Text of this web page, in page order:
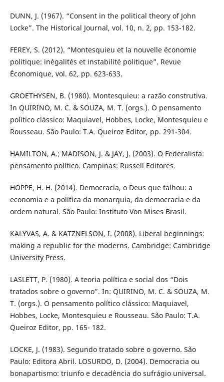
DUNN, J. (1967). “Consent in the political theory of John
Locke”. The Historical Journal, vol. 10, n. 2, pp. 153-182.
FEREY, S. (2012). “Montesquieu et la nouvelle économie
politique: inégalités et instabilité politique”. Revue
Économique, vol. 62, pp. 623-633.
GROETHYSEN, B. (1980). Montesquieu: a razão construtiva.
In QUIRINO, M. C. & SOUZA, M. T. (orgs.). O pensamento
político clássico: Maquiavel, Hobbes, Locke, Montesquieu e
Rousseau. São Paulo: T.A. Queiroz Editor, pp. 291-304.
HAMILTON, A.; MADISON, J. & JAY, J. (2003). O Federalista:
pensamento político. Campinas: Russell Editores.
HOPPE, H. H. (2014). Democracia, o Deus que falhou: a
economia e a política da monarquia, da democracia e da
ordem natural. São Paulo: Instituto Von Mises Brasil.
KALYVAS, A. & KATZNELSON, I. (2008). Liberal beginnings:
making a republic for the moderns. Cambridge: Cambridge
University Press.
LASLETT, P. (1980). A teoria política e social dos “Dois
tratados sobre o governo”. In: QUIRINO, M. C. & SOUZA, M.
T. (orgs.). O pensamento político clássico: Maquiavel,
Hobbes, Locke, Montesquieu e Rousseau. São Paulo: T.A.
Queiroz Editor, pp. 165- 182.
LOCKE, J. (1983). Segundo tratado sobre o governo. São
Paulo: Editora Abril. LOSURDO, D. (2004). Democracia ou
bonapartismo: triunfo e decadência do sufrágio universal.